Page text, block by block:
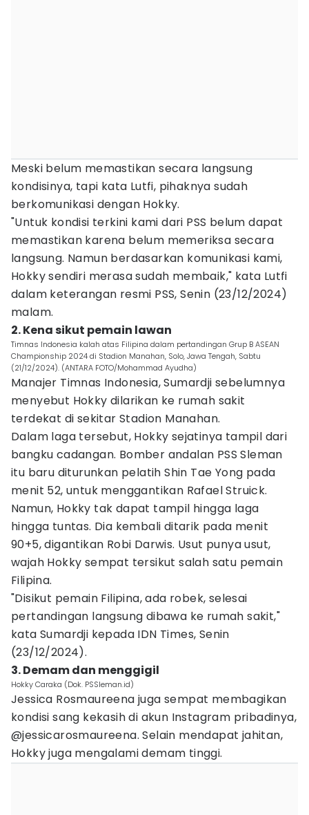
Meski belum memastikan secara langsung
kondisinya, tapi kata Lutfi, pihaknya sudah
berkomunikasi dengan Hokky.
"Untuk kondisi terkini kami dari PSS belum dapat
memastikan karena belum memeriksa secara
langsung. Namun berdasarkan komunikasi kami,
Hokky sendiri merasa sudah membaik," kata Lutfi
dalam keterangan resmi PSS, Senin (23/12/2024)
malam.
2. Kena sikut pemain lawan
Timnas Indonesia kalah atas Filipina dalam pertandingan Grup B ASEAN
Championship 2024 di Stadion Manahan, Solo, Jawa Tengah, Sabtu
(21/12/2024). (ANTARA FOTO/Mohammad Ayudha)
Manajer Timnas Indonesia, Sumardji sebelumnya
menyebut Hokky dilarikan ke rumah sakit
terdekat di sekitar Stadion Manahan.
Dalam laga tersebut, Hokky sejatinya tampil dari
bangku cadangan. Bomber andalan PSS Sleman
itu baru diturunkan pelatih Shin Tae Yong pada
menit 52, untuk menggantikan Rafael Struick.
Namun, Hokky tak dapat tampil hingga laga
hingga tuntas. Dia kembali ditarik pada menit
90+5, digantikan Robi Darwis. Usut punya usut,
wajah Hokky sempat tersikut salah satu pemain
Filipina.
"Disikut pemain Filipina, ada robek, selesai
pertandingan langsung dibawa ke rumah sakit,"
kata Sumardji kepada IDN Times, Senin
(23/12/2024).
3. Demam dan menggigil
Hokky Caraka (Dok. PSSleman.id)
Jessica Rosmaureena juga sempat membagikan
kondisi sang kekasih di akun Instagram pribadinya,
@jessicarosmaureena. Selain mendapat jahitan,
Hokky juga mengalami demam tinggi.